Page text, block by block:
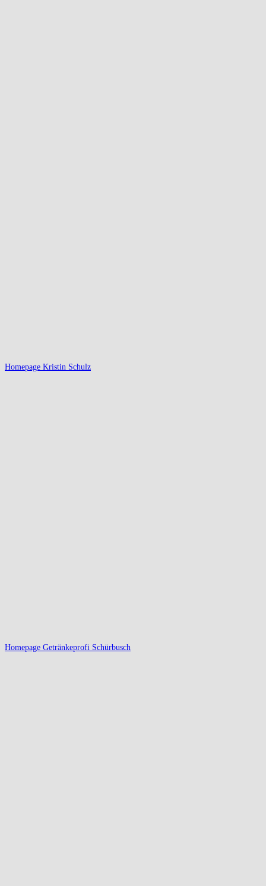
Homepage Kristin Schulz
Homepage Getränkeprofi Schürbusch